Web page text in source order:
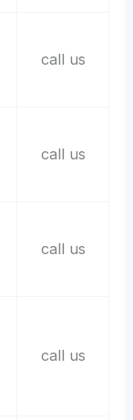
call us
call us
call us
call us